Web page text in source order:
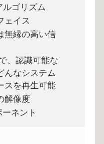
ゴリズム
ェイス
無縁の高い信
、認識可能な
んなシステム
スを再生可能
解像度
ネント